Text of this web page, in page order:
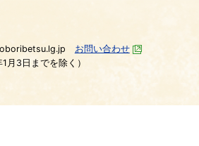
お問い合わせ
月3日までを除く）